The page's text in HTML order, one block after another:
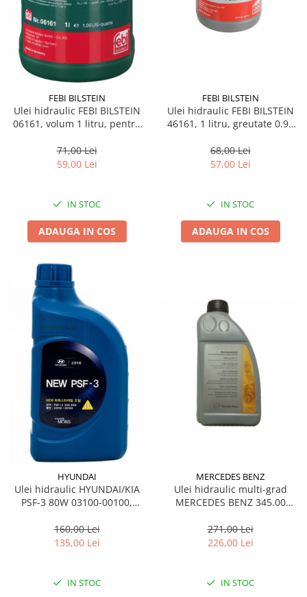
FEBI BILSTEIN
Ulei hidraulic FEBI BILSTEIN
06161, volum 1 litru, pentru
71,00 Lei
59,00 Lei
IN STOC
ADAUGA IN COS
FEBI BILSTEIN
Ulei hidraulic FEBI BILSTEIN
46161, 1 litru, greutate 0.95
68,00 Lei
57,00 Lei
IN STOC
ADAUGA IN COS
HYUNDAI
Ulei hidraulic HYUNDAI/KIA
PSF-3 80W 03100-00100,
servodirectie
160,00 Lei
135,00 Lei
IN STOC
MERCEDES BENZ
Ulei hidraulic multi-grad
MERCEDES BENZ 345.00
verde, pentru servodirectie,
ambreiaj, mecanism cutii
271,00 Lei
226,00 Lei
IN STOC